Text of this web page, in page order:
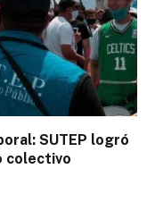
SUTEP logró
colectivo